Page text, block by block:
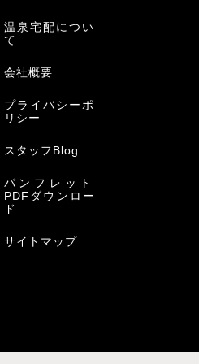
温泉宅配につい
て
会社概要
プライバシーポ
リシー
スタッフBlog
パンフレット
PDFダウンロー
ド
サイトマップ